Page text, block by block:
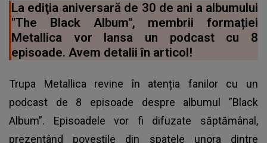
La ediţia aniversară de 30 de ani a albumului
"The Black Album", membrii formației
Metallica vor lansa un podcast cu 8
episoade. Avem detalii în articol!
Trupa Metallica revine în atenția fanilor cu un
podcast de 8 episoade despre albumul ”Black
Album”. Episoadele vor fi difuzate săptămânal,
prezentând poveştile din spatele unora dintre